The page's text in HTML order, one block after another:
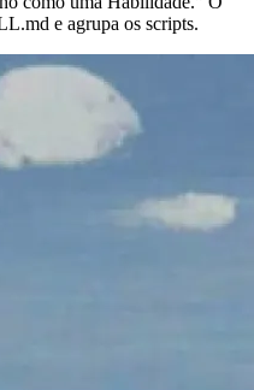
e agrupa os scripts.